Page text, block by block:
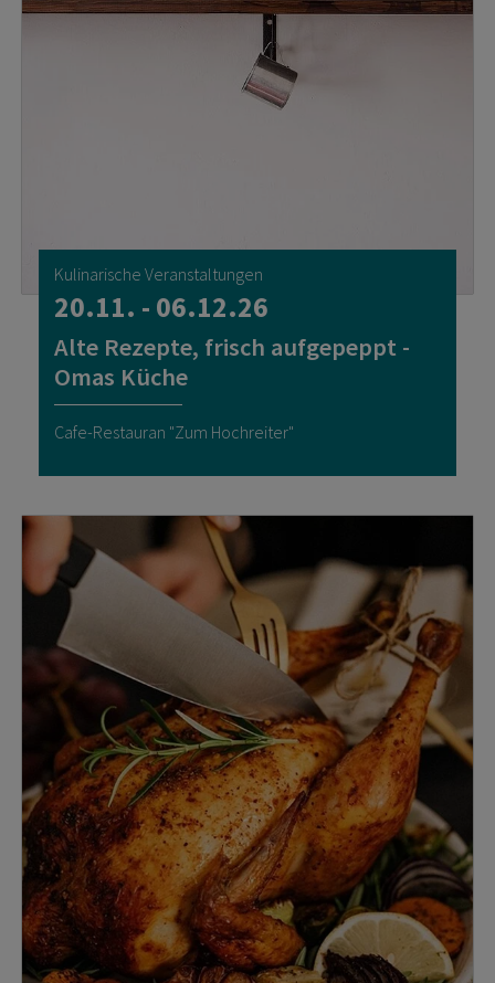
Kulinarische Veranstaltungen
20.11. - 06.12.26
Alte Rezepte, frisch aufgepeppt -
Omas Küche
Cafe-Restauran "Zum Hochreiter"